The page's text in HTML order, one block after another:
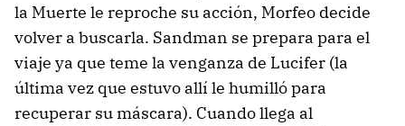
la Muerte le reproche su acción, Morfeo decide
volver a buscarla. Sandman se prepara para el
viaje ya que teme la venganza de Lucifer (la
última vez que estuvo allí le humilló para
recuperar su máscara). Cuando llega al